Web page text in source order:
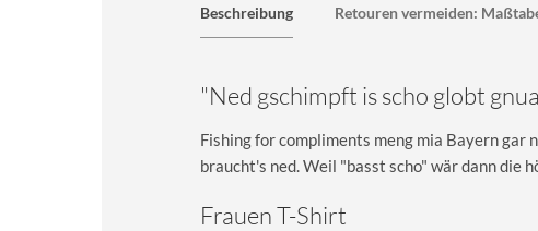
Beschreibung Retouren vermeiden:
"Ned gschimpft is scho globt
Fishing for compliments meng mia Bayern gar
braucht's ned. Weil "basst scho" wär dann die
Frauen T-Shirt